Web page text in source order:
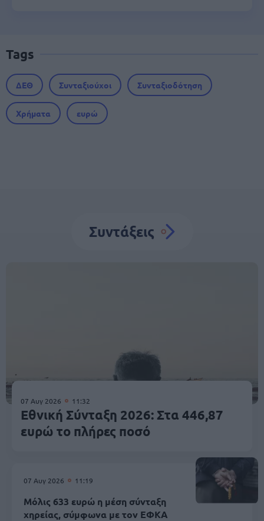
Tags
ΔΕΘ Συνταξιούχοι Συνταξιοδότηση
Χρήματα ευρώ
Συντάξεις
07 Αυγ 2026 11:32
Εθνική Σύνταξη 2026: Στα 446,87
ευρώ το πλήρες ποσό
07 Αυγ 2026 11:19
Μόλις 633 ευρώ η μέση σύνταξη
χηρείας, σύμφωνα με τον ΕΦΚΑ